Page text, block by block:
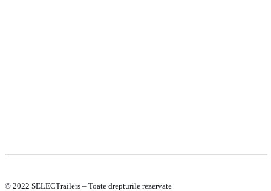
© 2022 SELECTrailers – Toate drepturile rezervate